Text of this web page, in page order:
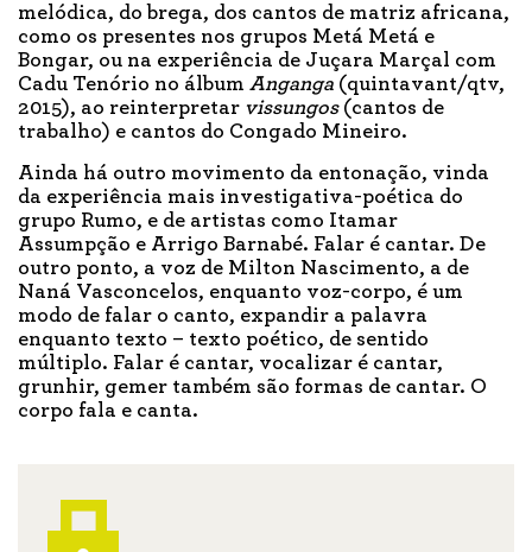
melódica, do brega, dos cantos de matriz africana,
como os presentes nos grupos Metá Metá e
Bongar, ou na experiência de Juçara Marçal com
Cadu Tenório no álbum Anganga (quintavant/qtv,
2015), ao reinterpretar vissungos(cantos de
trabalho) e cantos do Congado Mineiro.
Ainda há outro movimento da entonação, vinda
da experiência mais investigativa-poética do
grupo Rumo, e de artistas como Itamar
Assumpção e Arrigo Barnabé. Falar é cantar. De
outro ponto, a voz de Milton Nascimento, a de
Naná Vasconcelos, enquanto voz-corpo, é um
modo de falar o canto, expandir a palavra
enquanto texto – texto poético, de sentido
múltiplo. Falar é cantar, vocalizar é cantar,
grunhir, gemer também são formas de cantar. O
corpo fala e canta.